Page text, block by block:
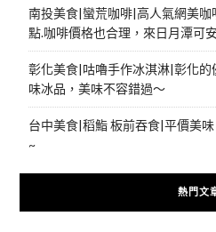
南投美食|蠻荒咖啡|高人氣網美
點.咖啡價格也合理，來日月潭可
彰化美食|咕嚕手作冰淇淋|彰化
味冰品，美味不容錯過～
台中美食|稻鮨 板前吞食|平價美
~
熱門文